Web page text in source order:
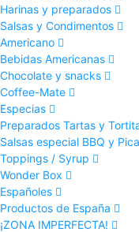
Harinas y preparados
Salsas y Condimentos
Americano
Bebidas Americanas
Chocolate y snacks
Coffee-Mate
Especias
Preparados Tartas y
Salsas especial BBQ y
Toppings / Syrup
Wonder Box
Españoles
Productos de España
¡ZONA IMPERFECTA!